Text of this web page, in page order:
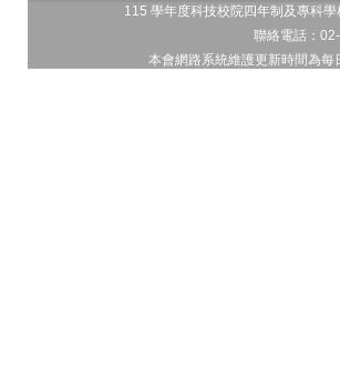
115 學年度科技校院四年制及專科
聯絡電話
本會網路系統維護更新時間為